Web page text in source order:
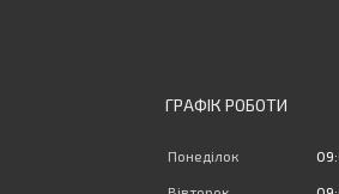
ГРАФІК РОБОТИ
Понеділок